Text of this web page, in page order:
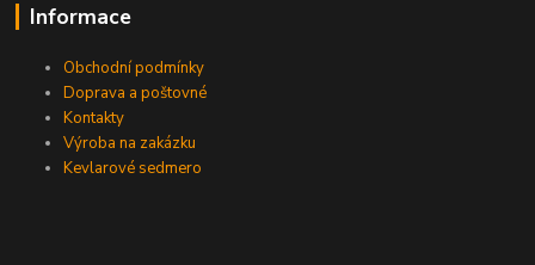
Informace
Obchodní podmínky
Doprava a poštovné
Kontakty
Výroba na zakázku
Kevlarové sedmero